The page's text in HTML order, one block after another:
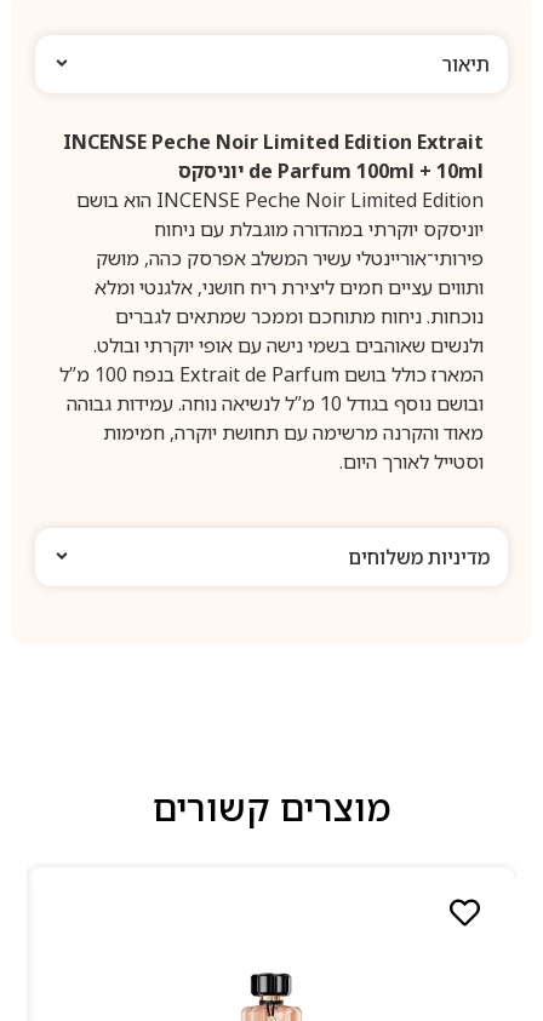
תיאור
INCENSE Peche Noir Limited Edition Extrait
de Parfum 100ml + 10ml יוניסקס
INCENSE Peche Noir Limited Edition הוא בושם
יוניסקס יוקרתי במהדורה מוגבלת עם ניחוח
פירותי־אוריינטלי עשיר המשלב אפרסק כהה, מושק
ותווים עציים חמים ליצירת ריח חושני, אלגנטי ומלא
נוכחות. ניחוח מתוחכם וממכר שמתאים לגברים
ולנשים שאוהבים בשמי נישה עם אופי יוקרתי ובולט.
המארז כולל בושם Extrait de Parfum בנפח 100 מ”ל
ובושם נוסף בגודל 10 מ”ל לנשיאה נוחה. עמידות גבוהה
מאוד והקרנה מרשימה עם תחושת יוקרה, חמימות
וסטייל לאורך היום.
מדיניות משלוחים
מוצרים קשורים